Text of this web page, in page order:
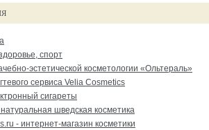
спорт
эстетической косметологии «Ольтераль»
сервиса Velia Cosmetics
сигареты
шведская косметика
- интернет-магазин косметики